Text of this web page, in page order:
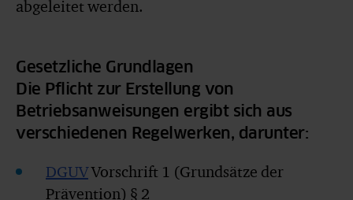
abgeleitet werden.
Gesetzliche Grundlagen
Die Pflicht zur Erstellung von
Betriebsanweisungen ergibt sich aus
verschiedenen Regelwerken, darunter:
DGUVVorschrift 1 (Grundsätze der
Prävention) § 2